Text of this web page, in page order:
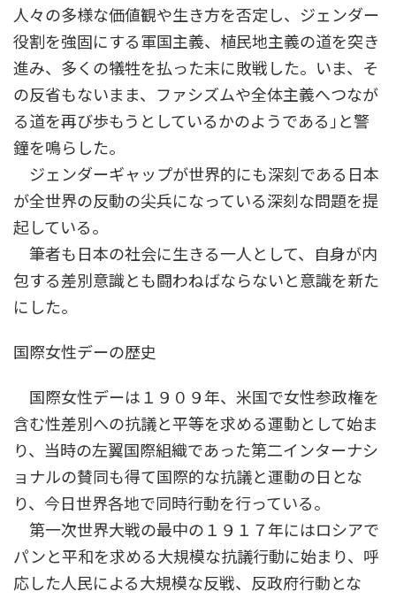
人々の多様な価値観や生き方を否定し、ジェンダー
役割を強固にする軍国主義、植民地主義の道を突き
進み、多くの犠牲を払った末に敗戦した。いま、そ
の反省もないまま、ファシズムや全体主義へつなが
る道を再び歩もうとしているかのようである｣と警
鐘を鳴らした。
ジェンダーギャップが世界的にも深刻である日本
が全世界の反動の尖兵になっている深刻な問題を提
起している。
筆者も日本の社会に生きる一人として、自身が内
包する差別意識とも闘わねばならないと意識を新た
にした。
国際女性デーの歴史
国際女性デーは１９０９年、米国で女性参政権を
含む性差別への抗議と平等を求める運動として始ま
り、当時の左翼国際組織であった第二インターナシ
ョナルの賛同も得て国際的な抗議と運動の日とな
り、今日世界各地で同時行動を行っている。
第一次世界大戦の最中の１９１７年にはロシアで
パンと平和を求める大規模な抗議行動に始まり、呼
応した人民による大規模な反戦、反政府行動とな